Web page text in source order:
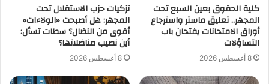
كلية الحقوق بعين السبع تحت
المجهر.. تعليق ماستر واسترجاع
أوراق الامتحانات يفتحان باب
التساؤلات
8 أغسطس 2026
تزكيات حزب الاستقلال تحت
المجهر: هل أصبحت «الولاءات»
أقوى من النضال؟ سطات تسأل:
أين نصيب مناضلاتها؟
8 أغسطس 2026